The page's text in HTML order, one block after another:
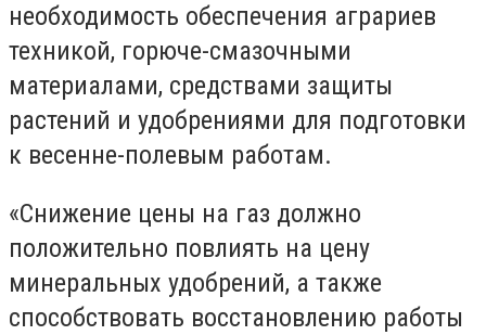
необходимость обеспечения аграриев
техникой, горюче-смазочными
материалами, средствами защиты
растений и удобрениями для подготовки
к весенне-полевым работам.
«Снижение цены на газ должно
положительно повлиять на цену
минеральных удобрений, а также
способствовать восстановлению работы